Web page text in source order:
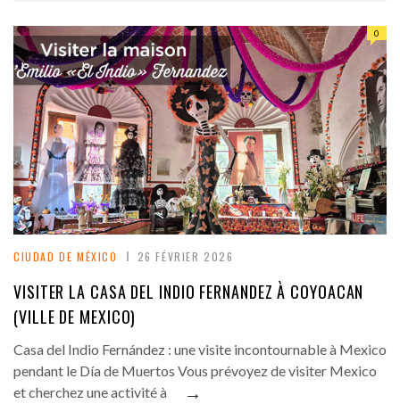
0
CIUDAD DE MÉXICO 26 FÉVRIER 2026
VISITER LA CASA DEL INDIO FERNANDEZ À COYOACAN
(VILLE DE MEXICO)
Casa del Indio Fernández : une visite incontournable à Mexico
pendant le Día de Muertos Vous prévoyez de visiter Mexico
et cherchez une activité à
→